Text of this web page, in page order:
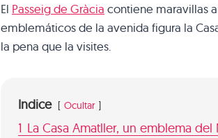
El Passeig de Gràcia contiene maravillas
emblemáticos de la avenida figura la
la pena que la visites.
Indice Ocultar
1 La Casa Amatller, un emblema